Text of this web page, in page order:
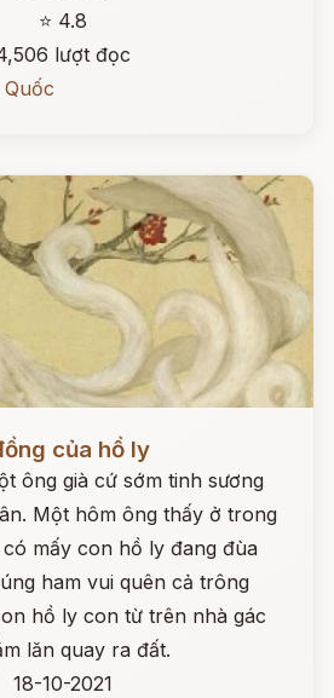
⭐ 4.8
lượt đọc
của hồ ly
ông già cứ sớm tinh sương
Một hôm ông thấy ở trong
mấy con hồ ly đang đùa
ham vui quên cả trông
hồ ly con từ trên nhà gác
lăn quay ra đất.
18-10-2021